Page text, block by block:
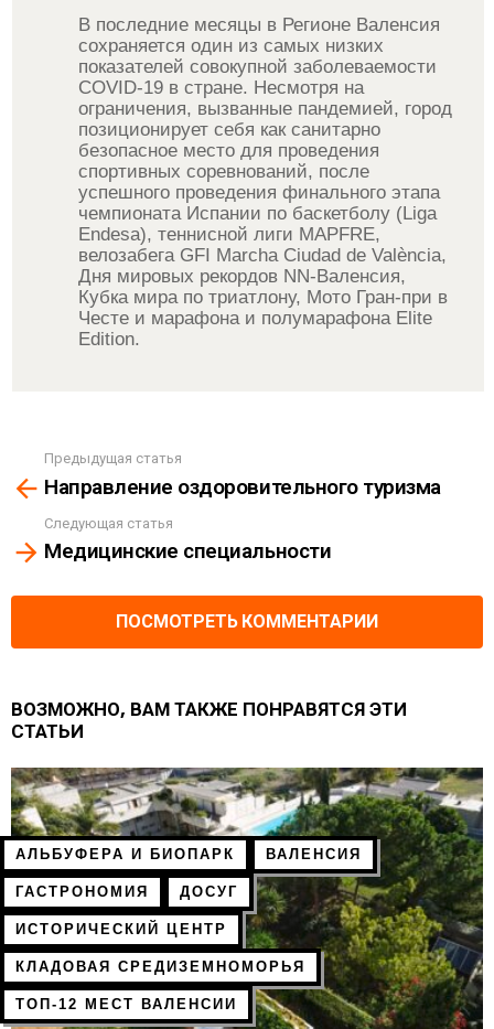
В последние месяцы в Регионе Валенсия
сохраняется один из самых низких
показателей совокупной заболеваемости
COVID-19 в стране. Несмотря на
ограничения, вызванные пандемией, город
позиционирует себя как санитарно
безопасное место для проведения
спортивных соревнований, после
успешного проведения финального этапа
чемпионата Испании по баскетболу (Liga
Endesa), теннисной лиги MAPFRE,
велозабега GFI Marcha Ciudad de València,
Дня мировых рекордов NN-Валенсия,
Кубка мира по триатлону, Мото Гран-при в
Честе и марафона и полумарафона Elite
Edition.
See
more
Предыдущая статья
Направление оздоровительного туризма
Следующая статья
Медицинские специальности
ПОСМОТРЕТЬ КОММЕНТАРИИ
ВОЗМОЖНО, ВАМ ТАКЖЕ ПОНРАВЯТСЯ ЭТИ
СТАТЬИ
АЛЬБУФЕРА И БИОПАРК ВАЛЕНСИЯ
ГАСТРОНОМИЯ ДОСУГ
ИСТОРИЧЕСКИЙ ЦЕНТР
КЛАДОВАЯ СРЕДИЗЕМНОМОРЬЯ
ТОП-12 МЕСТ ВАЛЕНСИИ